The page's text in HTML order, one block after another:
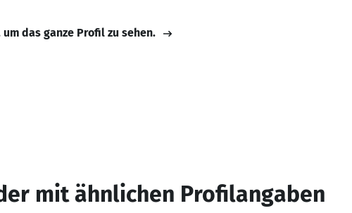
das ganze Profil zu sehen.
mit ähnlichen Profilangaben